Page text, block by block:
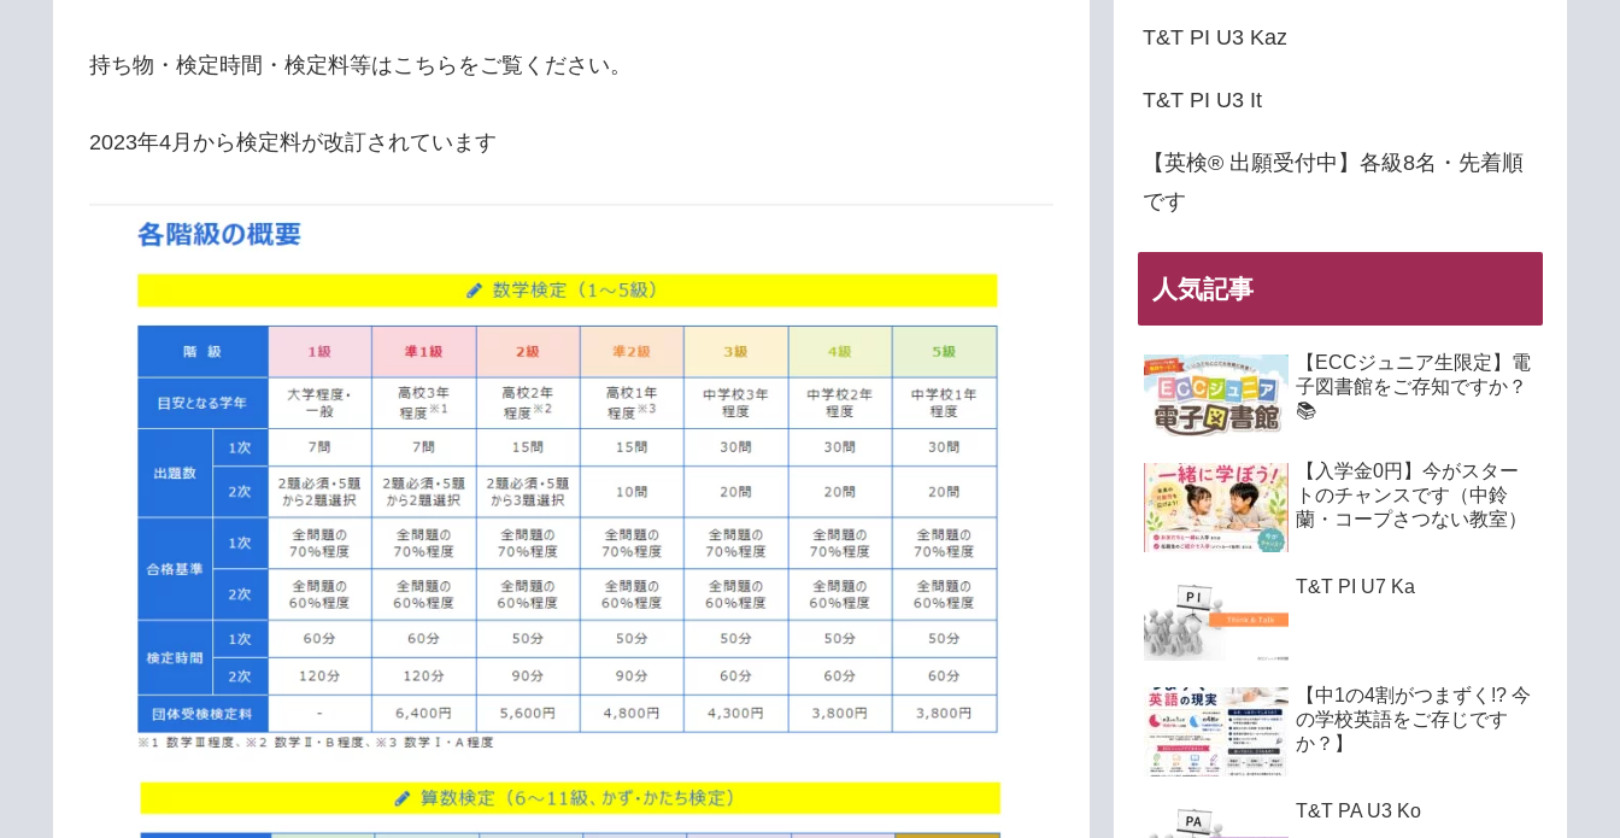
持ち物・検定時間・検定料等はこちらをご覧ください。
2023年4月から検定料が改訂されています
T&T PI U3 Kaz
T&T PI U3 It
【英検® 出願受付中】各級8名・先着順
です
人気記事
【ECCジュニア生限定】電
子図書館をご存知ですか？
📚
【入学金0円】今がスター
トのチャンスです（中鈴
蘭・コープさつない教室）
T&T PI U7 Ka
【中1の4割がつまずく!? 今
の学校英語をご存じです
か？】
T&T PA U3 Ko